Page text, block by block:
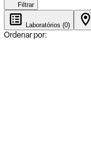
Filtrar
Laboratórios (0)
Ordenar por: